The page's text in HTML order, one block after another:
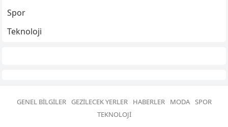
Spor
Teknoloji
GENEL BILGILER GEZILECEK YERLER HABERLER MODA SPOR
TEKNOLOJI